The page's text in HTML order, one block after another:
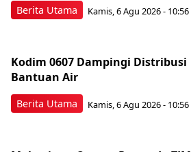
Berita Utama Kamis, 6 Agu 2026 - 10:56
Berita Utama
Kodim 0607 Dampingi Distribusi
Bantuan Air
Kamis, 6 Agu 2026 - 10:56